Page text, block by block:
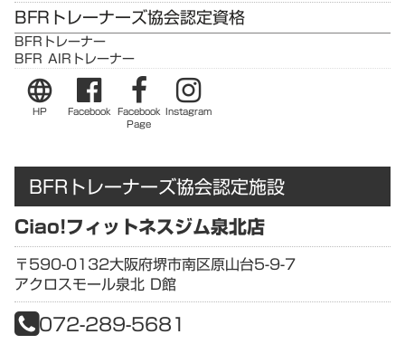
BFRトレーナーズ協会認定資格
BFRトレーナー
BFR AIRトレーナー
language
HP Facebook Facebook
Page
Instagram
BFRトレーナーズ協会認定施設
Ciao!フィットネスジム泉北店
〒590-0132大阪府堺市南区原山台5-9-7
アクロスモール泉北 D館
072-289-5681